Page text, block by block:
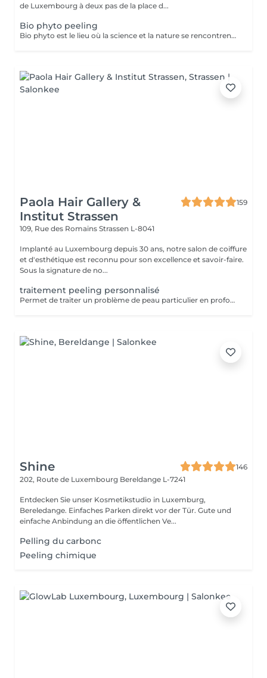
de Luxembourg à deux pas de la place d...
Bio phyto peeling
Bio phyto est le lieu où la science et la nature se rencontrent pour créer des produits aux qualités uniques et aux résultats exceptionnels. Le Peeling profond est un complexe botanique et acide salicylique hautement purifiant, oxygénant, coup d'éclat immédiat. Pour tous types de peau, efficace sur les pores dilatés, impuretés et imperfections, tâches pigmentaires, hyper kératinisation, excès de sébum et aux peaux affectées par le tabac. Immédiatement après le soin, la peau parait radieuse, dynamique et revitalisée. Les systèmes de défense naturels de la peau sont restaurés et renforcés contre d'autres dommages car ce soin agit fortement sur le renouvellement cellulaire.
Paola Hair Gallery &
Institut Strassen
159
109, Rue des Romains Strassen L-8041
Implanté au Luxembourg depuis 30 ans, notre salon de coiffure
et d'esthétique est reconnu pour son excellence et savoir-faire.
Sous la signature de no...
traitement peeling personnalisé
Permet de traiter un problème de peau particulier en profondeur par exfoliation, sans traumatisme important pour la peau. Avec quatre produits domicile. Fréquence toutes les deux semaines. Exposition au soleil interdite sans protection pendant la durée du traitement. Tous nos soins et traitements sont mixtes hommes et femmes. Les traitements en cure sont valables six mois. Sur conseil de votre esthéticienne, des combinaisons de soins et de traitements sont possibles, afin d'obtenir un résultat optimal. Attention certain traitements nécessitent des explications préalables ainsi qu'une commande spécifique des coffrets et de soins personnalisés.
Shine
146
202, Route de Luxembourg Bereldange L-7241
Entdecken Sie unser Kosmetikstudio in Luxemburg,
Bereledange. Einfaches Parken direkt vor der Tür. Gute und
einfache Anbindung an die öffentlichen Ve...
Pelling du carbonc
Peeling chimique